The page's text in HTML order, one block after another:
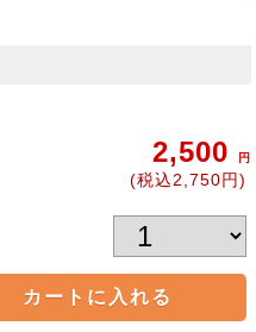
2,500 円
(税込2,750円)